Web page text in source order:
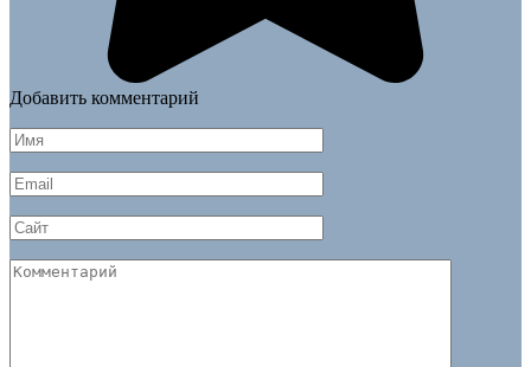
Добавить комментарий
Имя
*
Email
*
Сайт
Комментарий